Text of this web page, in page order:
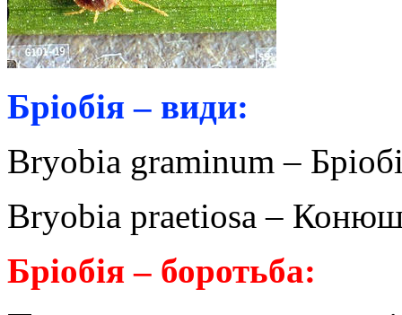
Бріобія – види:
Bryobia graminum –
Bryobia praetiosa –
Бріобія – боротьба: